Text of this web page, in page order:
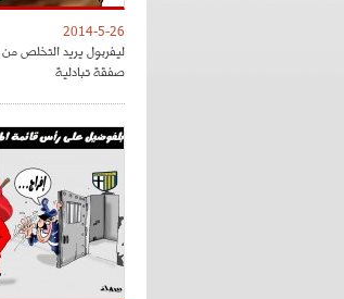
2014-5-26
ليفربول يريد التخلص من
صفقة تبادلية